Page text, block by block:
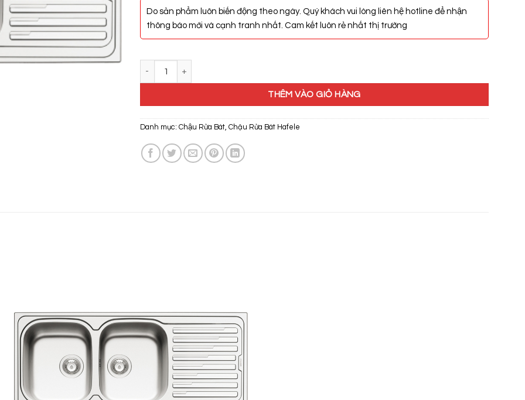
Do sản phẩm luôn biến động theo ngày. Quý khách vui lòng liên hệ hotline để nhận
thông báo mới và cạnh tranh nhất. Cam kết luôn rẻ nhất thị trường
THÊM VÀO GIỎ HÀNG
Danh mục: Chậu Rửa Bát, Chậu Rửa Bát Hafele